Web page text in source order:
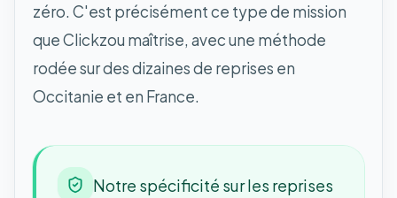
zéro. C'est précisément ce type de mission
que Clickzou maîtrise, avec une méthode
rodée sur des dizaines de reprises en
Occitanie et en France.
Notre spécificité sur les reprises